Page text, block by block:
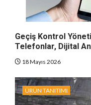
Geçiş Kontrol
Telefonlar, Dijital
18 Mayıs 2026
ÜRÜN TANITIMI